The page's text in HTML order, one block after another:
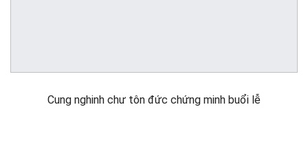
Cung nghinh chư tôn đức chứng minh buổi lễ